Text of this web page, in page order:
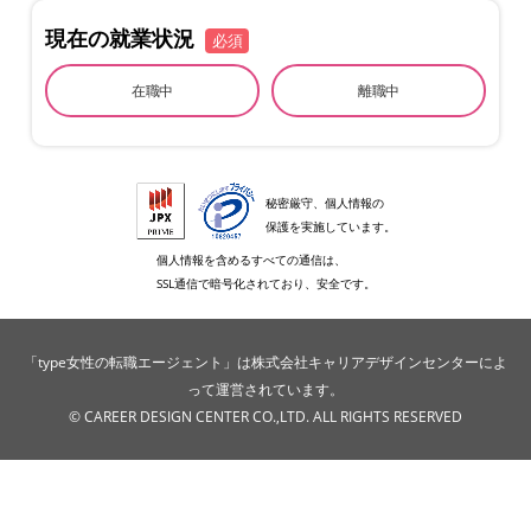
現在の就業状況 必須
在職中 離職中
秘密厳守、個人情報の
保護を実施しています。
個人情報を含めるすべての通信は、
SSL通信で暗号化されており、安全です。
「type女性の転職エージェント」は株式会社キャリアデザインセンターによ
って運営されています。
© CAREER DESIGN CENTER CO.,LTD. ALL RIGHTS RESERVED